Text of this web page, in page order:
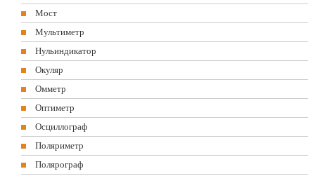
Мост
Мультиметр
Нульиндикатор
Окуляр
Омметр
Оптиметр
Осциллограф
Поляриметр
Полярограф